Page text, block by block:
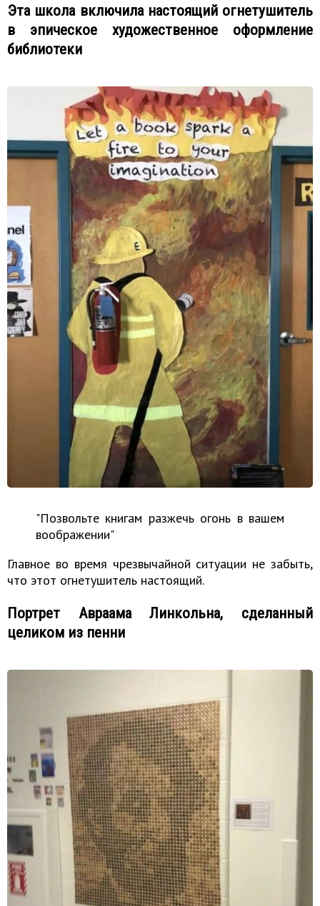
Эта школа включила настоящий огнетушитель
в эпическое художественное оформление
библиотеки
"Позвольте книгам разжечь огонь в вашем
воображении"
Главное во время чрезвычайной ситуации не забыть,
что этот огнетушитель настоящий.
Портрет Авраама Линкольна, сделанный
целиком из пенни